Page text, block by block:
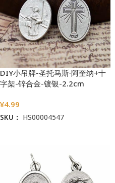
DIY小吊牌-圣托马斯·阿奎纳+十
字架-锌合金-镀银-2.2cm
¥4.99
SKU： HS00004547